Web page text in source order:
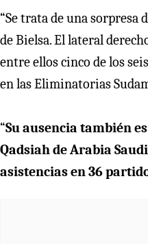
“Se trata de una sorpresa
de Bielsa. El lateral
entre ellos cinco de los
en las Eliminatorias
“Su ausencia también
Qadsiah de Arabia
asistencias en 36